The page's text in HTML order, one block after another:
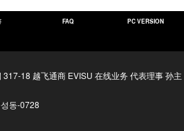
FAQ PC VERSION
18 越飞通商 EVISU 在线业务 代表理事 孙主
동-0728